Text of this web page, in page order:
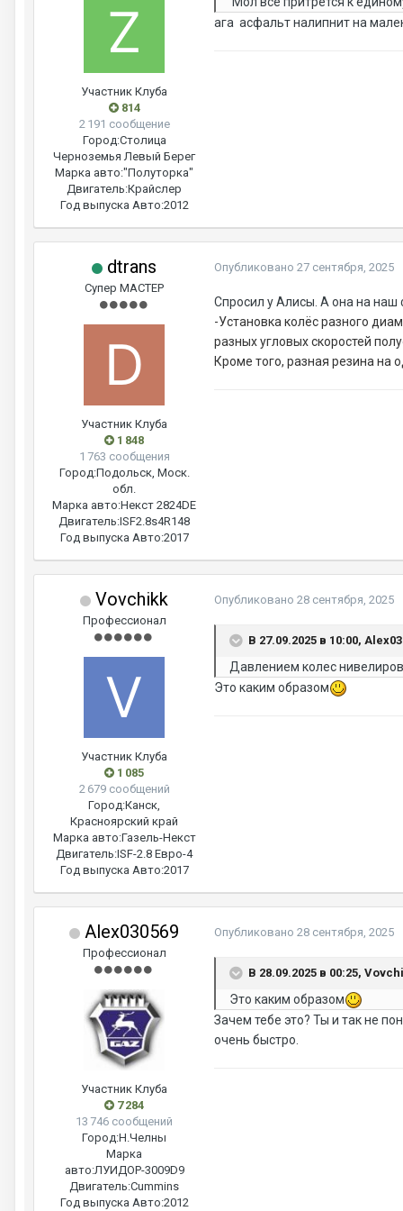
Участник Клуба
814
2 191 сообщение
Город:Столица
Черноземья Левый Берег
Марка авто:"Полуторка"
Двигатель:Крайслер
Год выпуска Авто:2012
ага асфальт налипнит на
dtrans
Супер МАСТЕР
Участник Клуба
1 848
1 763 сообщения
Город:Подольск, Моск.
обл.
Марка авто:Некст 2824DE
Двигатель:ISF2.8s4R148
Год выпуска Авто:2017
Опубликовано 27 сентября, 2025
Спросил у Алисы. А она на наш
-Установка колёс разного
разных угловых скоростей
Кроме того, разная резина на
Vovchikk
Профессионал
Участник Клуба
1 085
2 679 сообщений
Город:Канск,
Красноярский край
Марка авто:Газель-Некст
Двигатель:ISF-2.8 Евро-4
Год выпуска Авто:2017
Опубликовано 28 сентября, 2025
В 27.09.2025 в 10:00,
Давлением колес
Это каким образом
Alex030569
Профессионал
Участник Клуба
7 284
13 746 сообщений
Город:Н.Челны
Марка
авто:ЛУИДОР-3009D9
Двигатель:Cummins
Год выпуска Авто:2012
Опубликовано 28 сентября, 2025
В 28.09.2025 в 00:25,
Это каким образом
Зачем тебе это? Ты и так не
очень быстро.